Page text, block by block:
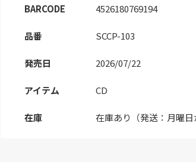
BARCODE 4526180769194
品番 SCCP-103
発売日 2026/07/22
アイテム CD
在庫 在庫あり（発送：月曜日